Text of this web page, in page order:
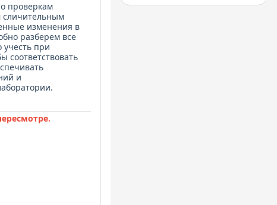
проверкам
изменения в
разберем все
учесть при
соответствовать
и